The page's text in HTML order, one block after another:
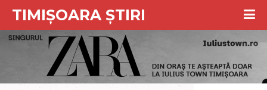
TIMIȘOARA ȘTIRI